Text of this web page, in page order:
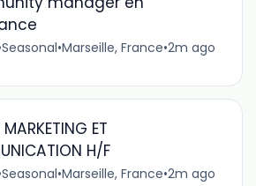
Seasonal•Marseille, France•2m ago
ET
H/F
Seasonal•Marseille, France•2m ago